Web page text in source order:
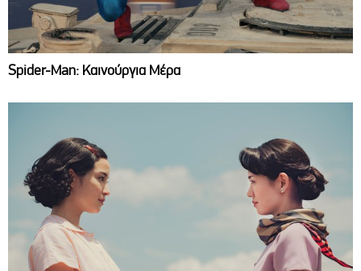
Spider-Man: Καινούργια Μέρα